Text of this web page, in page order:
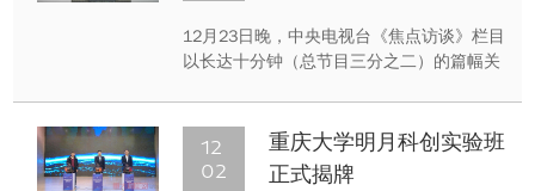
12月23日晚，中央电视台《焦点访谈》栏目
以长达十分钟（总节目三分之二）的篇幅关
友力量，组织策划重庆知名火锅企业购买绿
春香辛料开展“造血式”消费扶贫的特色举
12
02
重庆大学明月科创实验班
正式揭牌